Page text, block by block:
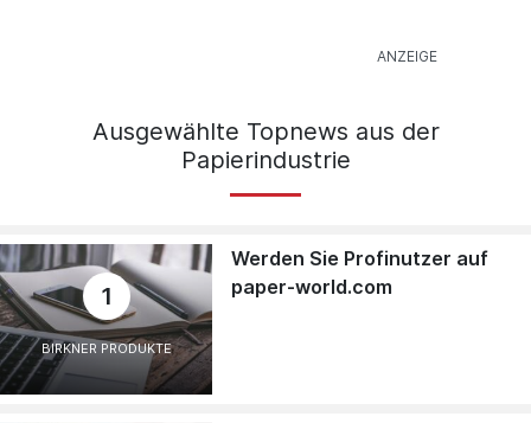
Ausgewählte Topnews aus der
Papierindustrie
1
BIRKNER PRODUKTE
Werden Sie Profinutzer auf
paper-world.com